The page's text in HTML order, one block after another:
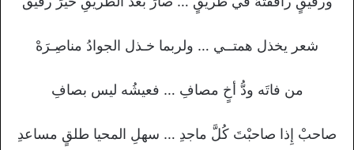
شعر يخذل همتــي … ولربما خـذل الجوادُ مناصِـرَهْ
من فاتَه ودُّ أخٍ مصافِ … فعيشُه ليس بصافِ
صاحبْ إِذا صاحبْتَ كُلَّ ماجدِ … سهلِ المحيا طلقٍ مساعدِ